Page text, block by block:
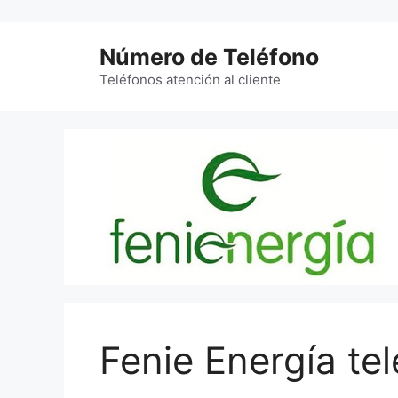
Número de Teléfono
Teléfonos atención al cliente
Fenie Energía